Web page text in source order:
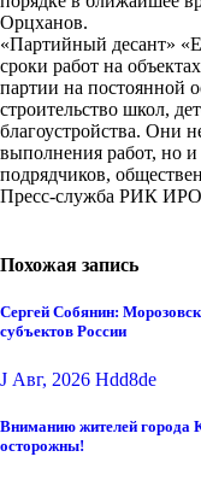
Орцханов.
«Партийный десант»
сроки работ на
партии на постоянной
строительство школ,
благоустройства. Они
выполнения работ, но
подрядчиков,
Пресс-служба РИК
Похожая запись
Сергей Собянин:
субъектов России
J Авг, 2026 Hdd8de
Вниманию жителей города
осторожны!